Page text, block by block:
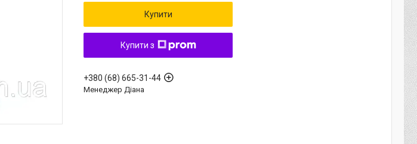
Купити
Купити з
+380 (68) 665-31-44
Менеджер Діана